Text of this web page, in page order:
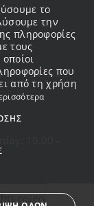
, 54453
10.00 -
reserved.
ENGLISH
το
την
πληροφορίες
τους
που
από τη χρήση